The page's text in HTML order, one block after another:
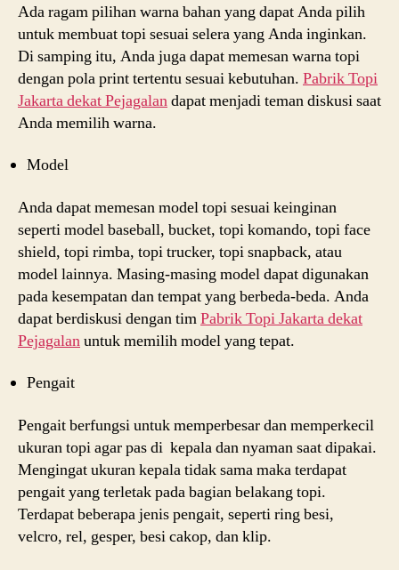
Ada ragam pilihan warna bahan yang dapat Anda pilih
untuk membuat topi sesuai selera yang Anda inginkan.
Di samping itu, Anda juga dapat memesan warna topi
dengan pola print tertentu sesuai kebutuhan. Pabrik Topi
Jakarta dekatPejagalandapat menjadi teman diskusi saat
Anda memilih warna.
Model
Anda dapat memesan model topi sesuai keinginan
seperti model baseball, bucket, topi komando, topi face
shield, topi rimba, topi trucker, topi snapback, atau
model lainnya. Masing-masing model dapat digunakan
pada kesempatan dan tempat yang berbeda-beda. Anda
dapat berdiskusi dengan timPabrik Topi Jakarta dekat
Pejagalanuntuk memilih model yang tepat.
Pengait
Pengait berfungsi untuk memperbesar dan memperkecil
ukuran topi agar pas di kepala dan nyaman saat dipakai.
Mengingat ukuran kepala tidak sama maka terdapat
pengait yang terletak pada bagian belakang topi.
Terdapat beberapa jenis pengait, seperti ring besi,
velcro, rel, gesper, besi cakop, dan klip.